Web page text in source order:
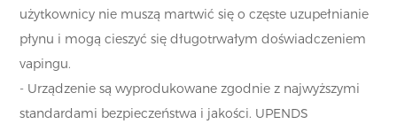
użytkownicy nie muszą martwić się o częste uzupełnianie
płynu i mogą cieszyć się długotrwałym doświadczeniem
vapingu.
- Urządzenie są wyprodukowane zgodnie z najwyższymi
standardami bezpieczeństwa i jakości. UPENDS